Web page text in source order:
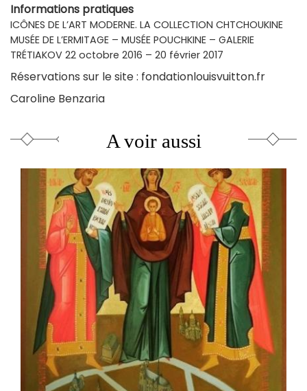
Informations pratiques
ICÔNES DE L’ART MODERNE. LA COLLECTION CHTCHOUKINE
MUSÉE DE L’ERMITAGE – MUSÉE POUCHKINE – GALERIE
TRÉTIAKOV 22 octobre 2016 – 20 février 2017
Réservations sur le site : fondationlouisvuitton.fr
Caroline Benzaria
A voir aussi